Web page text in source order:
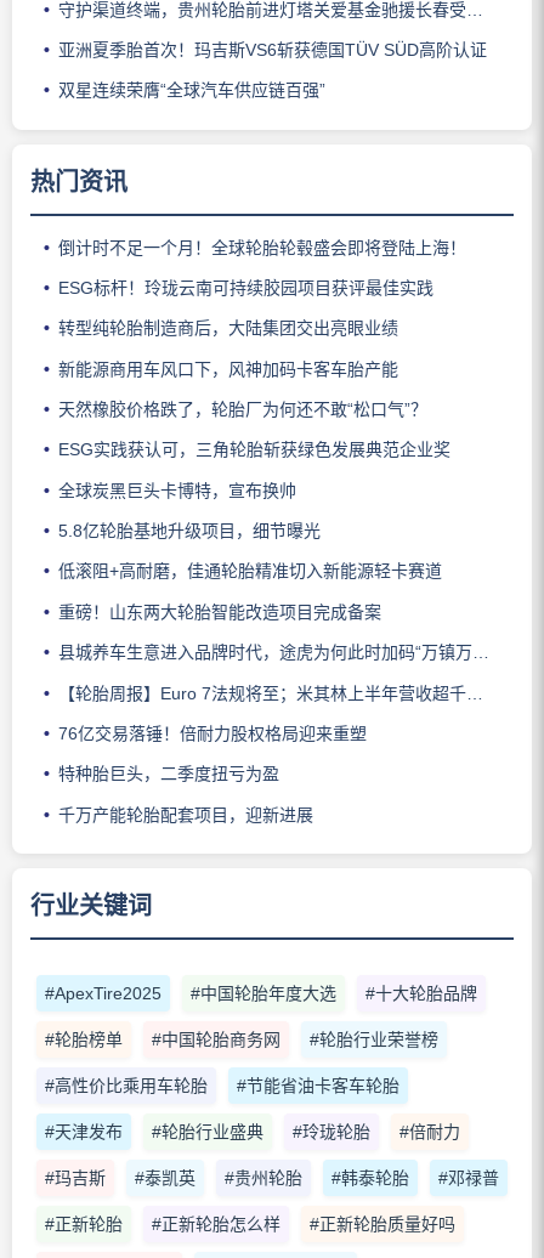
守护渠道终端，贵州轮胎前进灯塔关爱基金驰援长春受灾门店
亚洲夏季胎首次！玛吉斯VS6斩获德国TÜV SÜD高阶认证
双星连续荣膺“全球汽车供应链百强”
热门资讯
倒计时不足一个月！全球轮胎轮毂盛会即将登陆上海！
ESG标杆！玲珑云南可持续胶园项目获评最佳实践
转型纯轮胎制造商后，大陆集团交出亮眼业绩
新能源商用车风口下，风神加码卡客车胎产能
天然橡胶价格跌了，轮胎厂为何还不敢“松口气”？
ESG实践获认可，三角轮胎斩获绿色发展典范企业奖
全球炭黑巨头卡博特，宣布换帅
5.8亿轮胎基地升级项目，细节曝光
低滚阻+高耐磨，佳通轮胎精准切入新能源轻卡赛道
重磅！山东两大轮胎智能改造项目完成备案
县城养车生意进入品牌时代，途虎为何此时加码“万镇万店”？
【轮胎周报】Euro 7法规将至；米其林上半年营收超千亿；倍耐力上半年盈利稳增；龙星炭黑斩获欧洲近万吨订单
76亿交易落锤！倍耐力股权格局迎来重塑
特种胎巨头，二季度扭亏为盈
千万产能轮胎配套项目，迎新进展
行业关键词
#ApexTire2025 #中国轮胎年度大选 #十大轮胎品牌
#轮胎榜单 #中国轮胎商务网 #轮胎行业荣誉榜
#高性价比乘用车轮胎 #节能省油卡客车轮胎
#天津发布 #轮胎行业盛典 #玲珑轮胎 #倍耐力
#玛吉斯 #泰凯英 #贵州轮胎 #韩泰轮胎 #邓禄普
#正新轮胎 #正新轮胎怎么样 #正新轮胎质量好吗